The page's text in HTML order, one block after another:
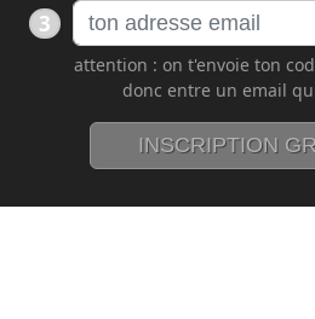
3
attention : on t'envoie ton
donc entre un email
INSCRIPTION